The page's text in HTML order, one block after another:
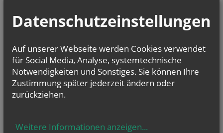
Derzeit finden keine
Termine statt.
Datenschutzeinstellungen
Auf unserer Webseite werden Cookies verwendet
für Social Media, Analyse, systemtechnische
Notwendigkeiten und Sonstiges. Sie können Ihre
Zustimmung später jederzeit ändern oder
zurückziehen.
Weitere Informationen anzeigen...